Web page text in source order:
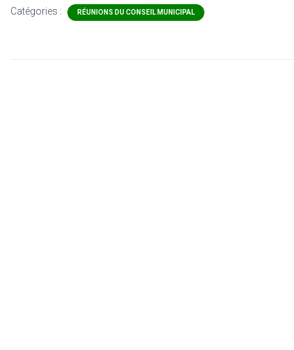
Catégories : RÉUNIONS DU CONSEIL MUNICIPAL